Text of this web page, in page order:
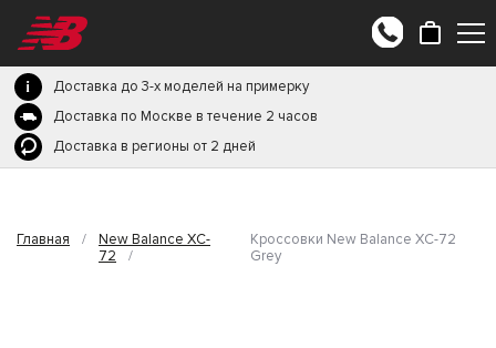
Доставка до 3-х моделей на примерку
Доставка по Москве в течение 2 часов
Доставка в регионы от 2 дней
Главная /
New Balance XC-
72
/
Кроссовки New Balance XC-72
Grey